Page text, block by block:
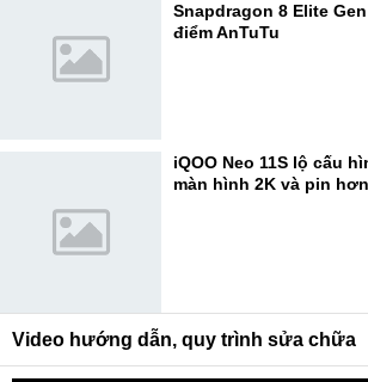
Snapdragon 8 Elite
điểm AnTuTu
iQOO Neo 11S lộ cấu
màn hình 2K và pin
Video hướng dẫn, quy trình sửa chữa